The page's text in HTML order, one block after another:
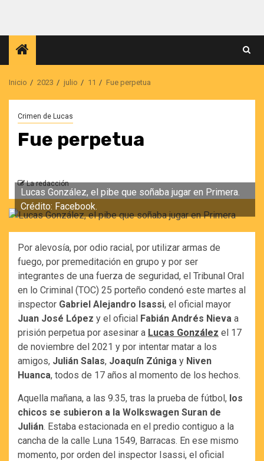
contenido
Inicio 2023 julio 11 Fue perpetua
Crimen de Lucas
Fue perpetua
La redacción
Lucas González, el pibe que soñaba jugar en Primera.
Crédito: Facebook.
Por alevosía, por odio racial, por utilizar armas de
fuego, por premeditación en grupo y por ser
integrantes de una fuerza de seguridad, el Tribunal Oral
en lo Criminal (TOC) 25 porteño condenó este martes al
inspector Gabriel Alejandro Isassi, el oficial mayor
Juan José López y el oficial Fabián Andrés Nieva a
prisión perpetua por asesinar a Lucas González el 17
de noviembre del 2021 y por intentar matar a los
amigos, Julián Salas, Joaquín Zúniga y Niven
Huanca, todos de 17 años al momento de los hechos.
Aquella mañana, a las 9.35, tras la prueba de fútbol, los
chicos se subieron a la Wolkswagen Suran de
Julián. Estaba estacionada en el predio contiguo a la
cancha de la calle Luna 1549, Barracas. En ese mismo
momento, por orden del inspector Isassi, el oficial